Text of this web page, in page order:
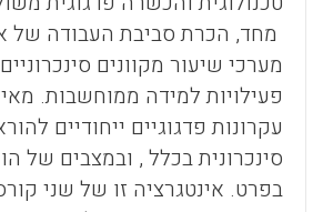
מחד, הכרת סביבת העבודה של
מערכי שיעור מקוונים
פעילויות למידה ממוחשבות.
עקרונות פדגוגיים ייחודיים
סינכרונית בכלל , ובמצבים של
בפרט. אינטגרציה זו של שני